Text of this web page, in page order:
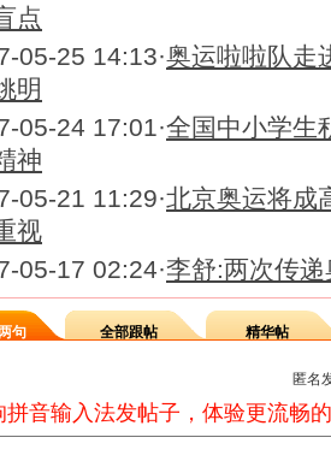
点
05-25 14:13·奥运啦啦队走
明
05-24 17:01·全国中小学生
神
05-21 11:29·北京奥运将成
视
05-17 02:24·李舒:两次传
句 全部跟帖 精华帖
匿名
拼音输入法发帖子，体验更流畅